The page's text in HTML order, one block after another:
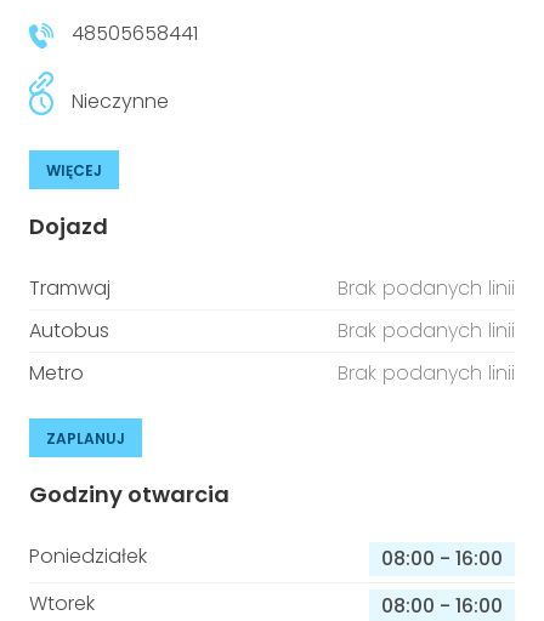
48505658441
Nieczynne
WIĘCEJ
Dojazd
Tramwaj
Brak podanych linii
Autobus
Brak podanych linii
Metro
Brak podanych linii
ZAPLANUJ
Godziny otwarcia
Poniedziałek 08:00 - 16:00
Wtorek
08:00 - 16:00